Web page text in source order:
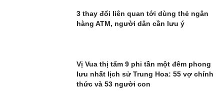
3 thay đổi liên quan tới dùng thẻ ngân
hàng ATM, người dân cần lưu ý
Vị Vua thị tẩm 9 phi tần một đêm phong
lưu nhất lịch sử Trung Hoa: 55 vợ chính
thức và 53 người con